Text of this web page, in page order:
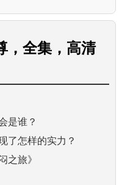
，全集，高清
是谁？
了怎样的实力？
之旅》